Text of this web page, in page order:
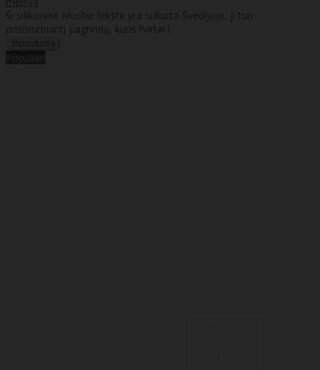
Ši silikoninė Mushie lėkštė yra sukurta Švedijoje, ji turi
prisisiurbiantį pagrindą, kuris tvirtai l..
Populiari